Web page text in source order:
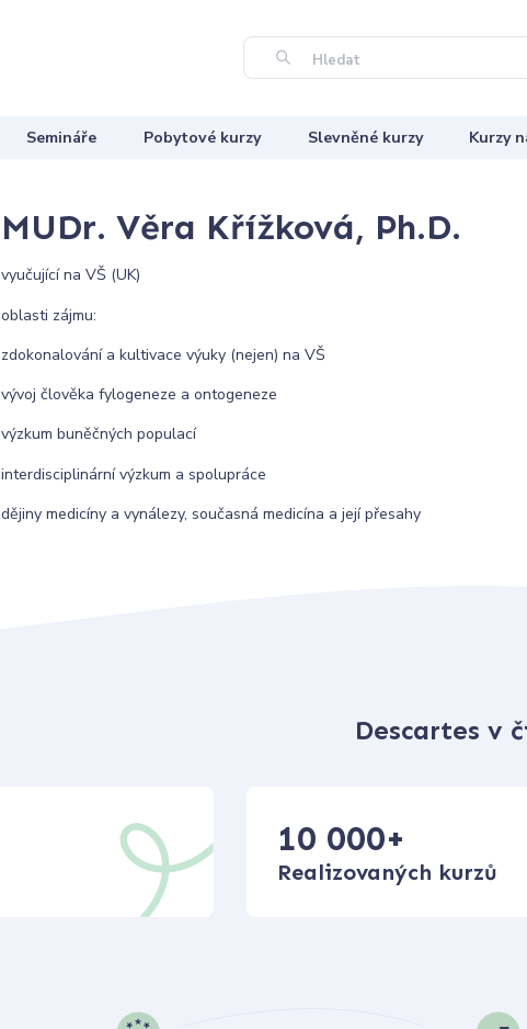
Hledat
Semináře Pobytové kurzy Slevněné kurzy Kurzy
MUDr. Věra Křížková, Ph.D.
vyučující na VŠ (UK)
oblasti zájmu:
zdokonalování a kultivace výuky (nejen) na VŠ
vývoj člověka fylogeneze a ontogeneze
výzkum buněčných populací
interdisciplinární výzkum a spolupráce
dějiny medicíny a vynálezy, současná medicína a její přesahy
Descartes v
10 000+
Realizovaných kurzů